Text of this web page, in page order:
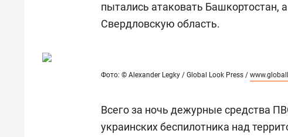
пытались атаковать Башкортостан,
Свердловскую область.
Фото: © Alexander Legky / Global Look Press /
Всего за ночь дежурные средства
украинских беспилотника над